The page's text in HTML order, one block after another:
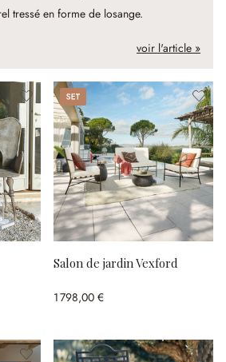
tressé en forme de losange.
voir l'article »
Set
Salon de jardin Vexford
1 798,00 €